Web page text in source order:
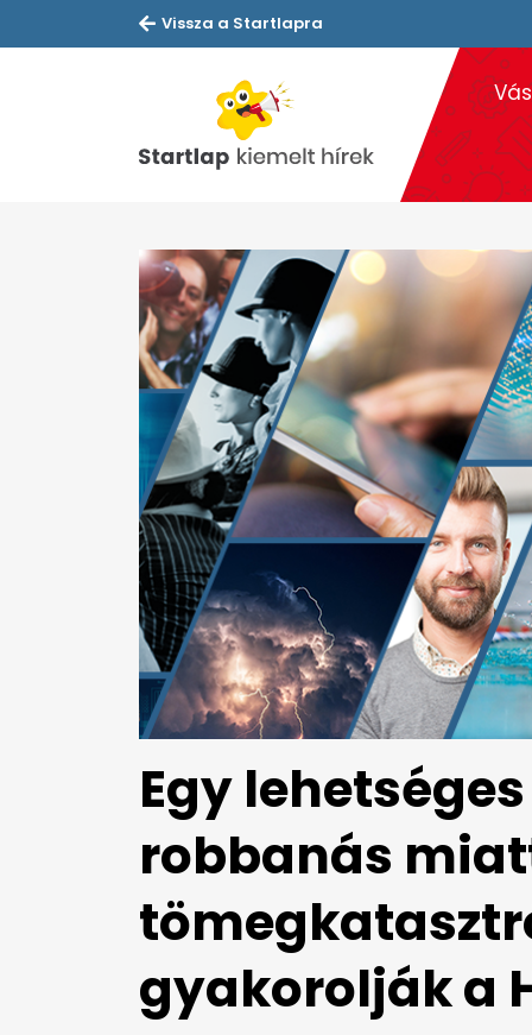
Vissza a Startlapra
Egy
robbanás
gyakorolják a